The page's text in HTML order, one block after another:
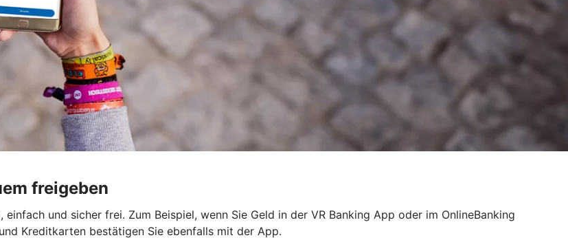
freigeben
und sicher frei. Zum Beispiel, wenn Sie Geld in der VR Banking App oder im OnlineBanking
Kreditkarten bestätigen Sie ebenfalls mit der App.